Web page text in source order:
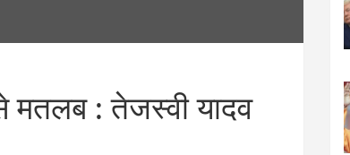
मतलब : तेजस्वी यादव